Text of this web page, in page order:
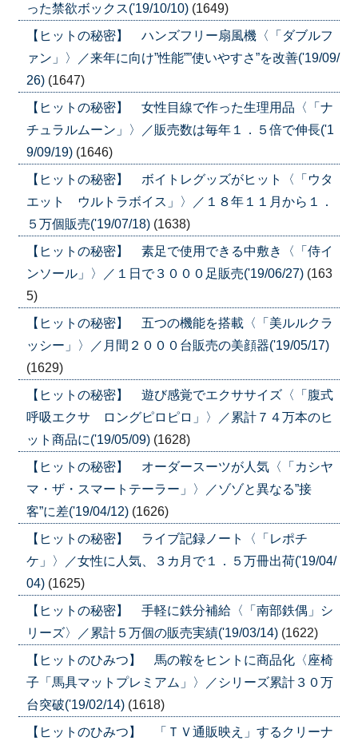
った禁欲ボックス('19/10/10) (1649)
【ヒットの秘密】 ハンズフリー扇風機〈「ダブルフ
ァン」〉／来年に向け”性能””使いやすさ”を改善('19/09/
26) (1647)
【ヒットの秘密】 女性目線で作った生理用品〈「ナ
チュラルムーン」〉／販売数は毎年１．５倍で伸長('1
9/09/19) (1646)
【ヒットの秘密】 ボイトレグッズがヒット〈「ウタ
エット ウルトラボイス」〉／１８年１１月から１．
５万個販売('19/07/18) (1638)
【ヒットの秘密】 素足で使用できる中敷き〈「侍イ
ンソール」〉／１日で３０００足販売('19/06/27) (163
5)
【ヒットの秘密】 五つの機能を搭載〈「美ルルクラ
ッシー」〉／月間２０００台販売の美顔器('19/05/17)
(1629)
【ヒットの秘密】 遊び感覚でエクササイズ〈「腹式
呼吸エクサ ロングピロピロ」〉／累計７４万本のヒ
ット商品に('19/05/09) (1628)
【ヒットの秘密】 オーダースーツが人気〈「カシヤ
マ・ザ・スマートテーラー」〉／ゾゾと異なる”接
客”に差('19/04/12) (1626)
【ヒットの秘密】 ライブ記録ノート〈「レポチ
ケ」〉／女性に人気、３カ月で１．５万冊出荷('19/04/
04) (1625)
【ヒットの秘密】 手軽に鉄分補給〈「南部鉄偶」シ
リーズ〉／累計５万個の販売実績('19/03/14) (1622)
【ヒットのひみつ】 馬の鞍をヒントに商品化〈座椅
子「馬具マットプレミアム」〉／シリーズ累計３０万
台突破('19/02/14) (1618)
【ヒットのひみつ】 「ＴＶ通販映え」するクリーナ